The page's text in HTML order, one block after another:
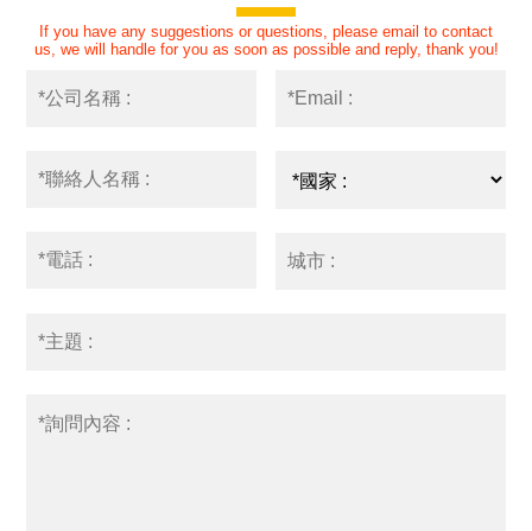
If you have any suggestions or questions, please email to contact
us, we will handle for you as soon as possible and reply, thank you!